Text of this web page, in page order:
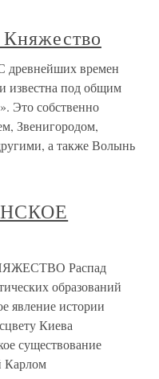
древнейших времен
известна под общим
Это собственно
Звенигородом,
а также Волынь
Распад
образований
явление истории
Киева
существование
Карлом